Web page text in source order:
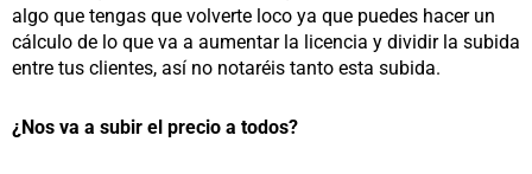
algo que tengas que volverte loco ya que puedes hacer un
cálculo de lo que va a aumentar la licencia y dividir la subida
entre tus clientes, así no notaréis tanto esta subida.
¿Nos va a subir el precio a todos?